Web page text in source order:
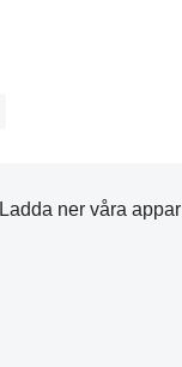
Ladda ner våra appar